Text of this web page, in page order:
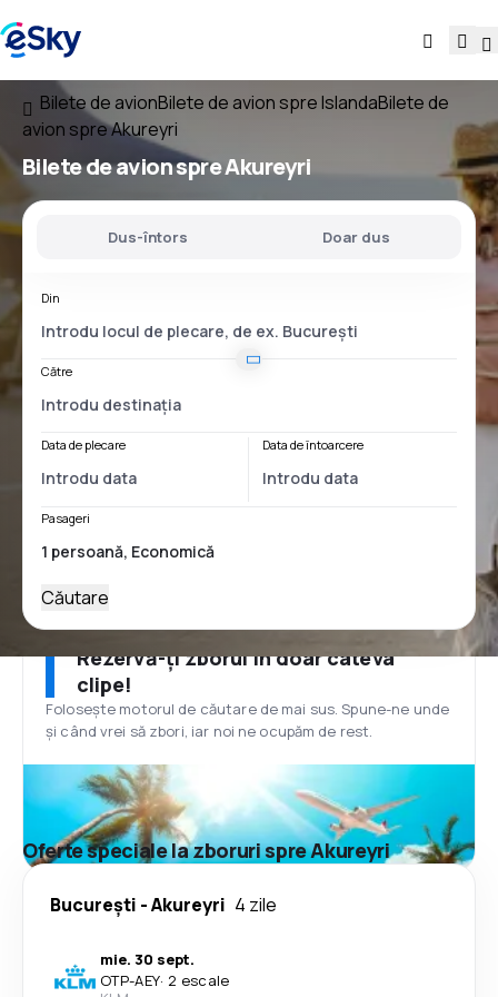
Bilete de avionBilete de avion spre IslandaBilete de
avion spre Akureyri
Bilete de avion spre Akureyri
Dus-întors Doar dus
Din
Către
Data de plecare Data de întoarcere
Pasageri
Căutare
Rezervă-ți zborul în doar câteva
clipe!
Folosește motorul de căutare de mai sus. Spune-ne unde
și când vrei să zbori, iar noi ne ocupăm de rest.
Oferte speciale la zboruri spre Akureyri
București -Akureyri 4 zile
mie. 30 sept.
OTP-AEY· 2 escale